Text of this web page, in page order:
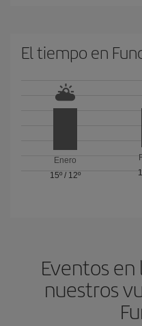
El tiempo en
Enero
15º/ 12º
Eventos
nuestros